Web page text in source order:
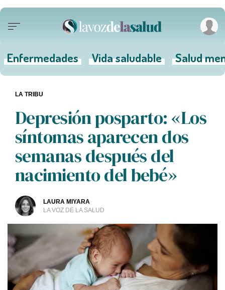
Enfermedades Vida saludable Salud
Depresión posparto: «Los
síntomas aparecen dos
semanas después del
nacimiento del bebé»
LAURA MIYARA
LA VOZ DE LA SALUD
LA TRIBU